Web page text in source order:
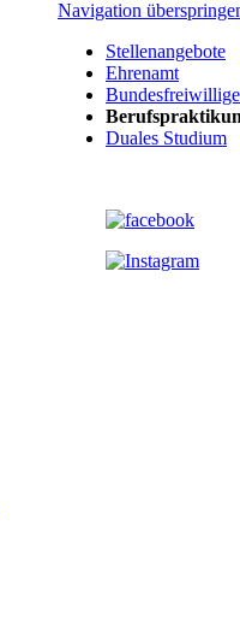
Navigation
Stellenangebote
Ehrenamt
Duales Studium